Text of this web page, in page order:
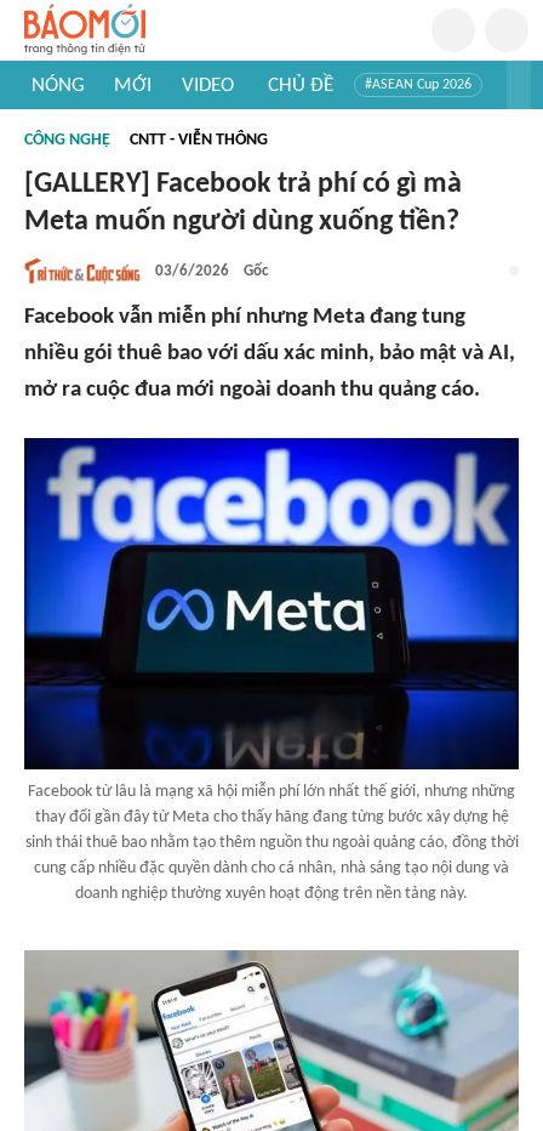
NÓNG MỚI VIDEO CHỦ ĐỀ #ASEAN Cup 2026
#Khám phá thế giới
CÔNG NGHỆ CNTT - VIỄN THÔNG
[GALLERY] Facebook trả phí có gì mà
Meta muốn người dùng xuống tiền?
03/6/2026 Gốc
Facebook vẫn miễn phí nhưng Meta đang tung
nhiều gói thuê bao với dấu xác minh, bảo mật và AI,
mở ra cuộc đua mới ngoài doanh thu quảng cáo.
Facebook từ lâu là mạng xã hội miễn phí lớn nhất thế giới, nhưng những
thay đổi gần đây từ Meta cho thấy hãng đang từng bước xây dựng hệ
sinh thái thuê bao nhằm tạo thêm nguồn thu ngoài quảng cáo, đồng thời
cung cấp nhiều đặc quyền dành cho cá nhân, nhà sáng tạo nội dung và
doanh nghiệp thường xuyên hoạt động trên nền tảng này.